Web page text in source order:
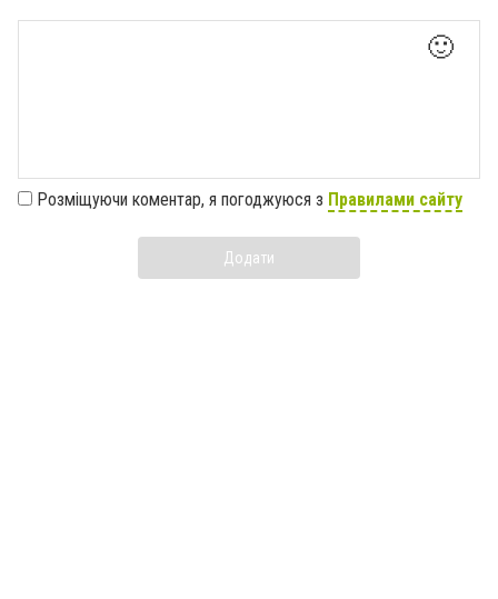
🙂
Розміщуючи коментар, я погоджуюся з Правилами сайту
Додати